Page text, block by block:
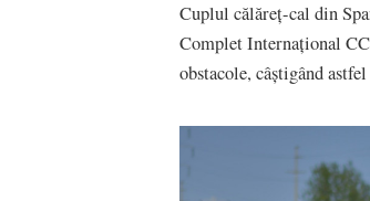
Cuplul călăreț-cal din
Complet Internațional
obstacole, câștigând